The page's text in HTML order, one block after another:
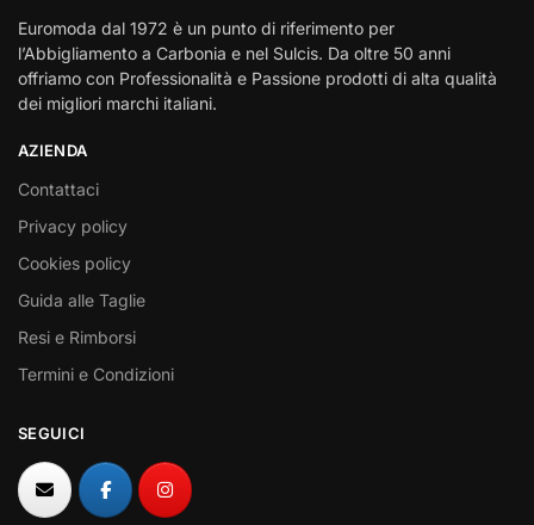
Euromoda dal 1972 è un punto di riferimento per
l’Abbigliamento a Carbonia e nel Sulcis. Da oltre 50 anni
offriamo con Professionalità e Passione prodotti di alta qualità
dei migliori marchi italiani.
AZIENDA
Contattaci
Privacy policy
Cookies policy
Guida alle Taglie
Resi e Rimborsi
Termini e Condizioni
SEGUICI